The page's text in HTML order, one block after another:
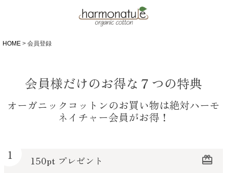
HOME 会員登録
会員様だけのお得な７つの特典
オーガニックコットンのお買い物は絶対ハーモ
ネイチャー会員がお得！
1 150pt プレゼント redeem